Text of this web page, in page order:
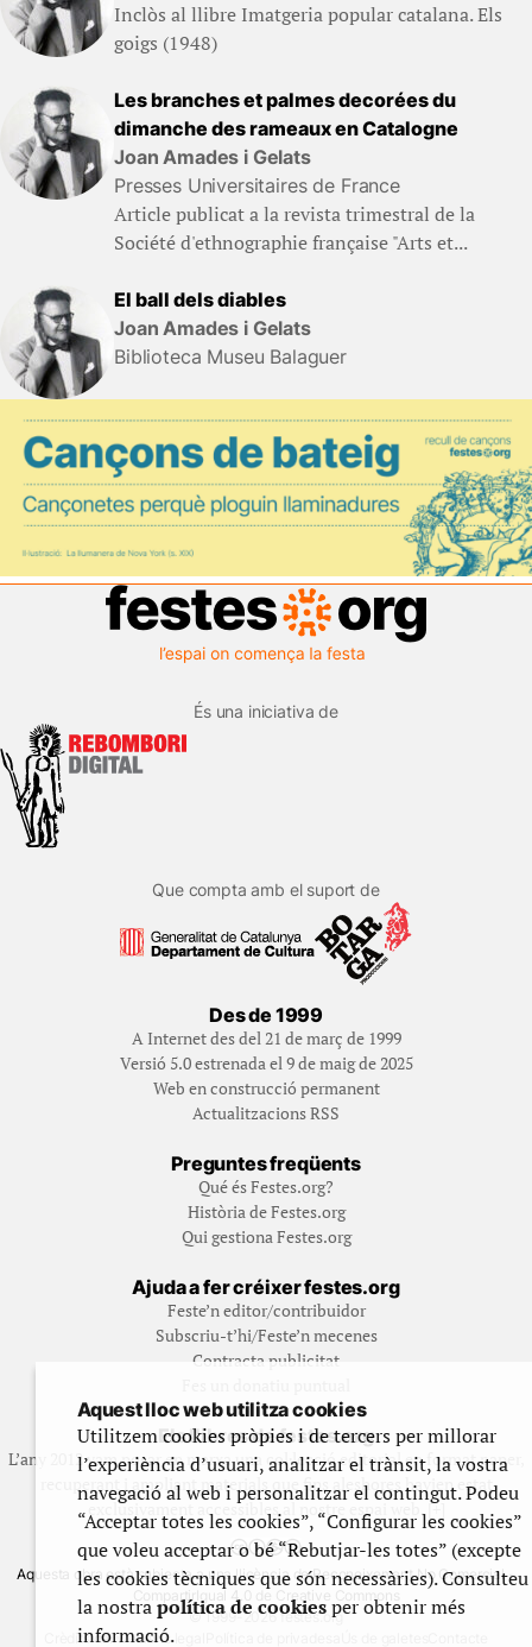
Inclòs al llibre Imatgeria popular catalana. Els
goigs (1948)
Les branches et palmes decorées du
dimanche des rameaux en Catalogne
Joan Amades i Gelats
Presses Universitaires de France
Article publicat a la revista trimestral de la
Société d'ethnographie française "Arts et...
El ball dels diables
Joan Amades i Gelats
Biblioteca Museu Balaguer
És una iniciativa de
Que compta amb el suport de
Des de 1999
A Internet des del 21 de març de 1999
Versió 5.0 estrenada el 9 de maig de 2025
Web en construcció permanent
Actualitzacions RSS
Preguntes freqüents
Qué és Festes.org?
Història de Festes.org
Qui gestiona Festes.org
Ajuda a fer créixer festes.org
Feste’n editor/contribuidor
Subscriu-t’hi/Feste’n mecenes
Contracta publicitat
Els llibres de festes.org
L’any 2012 vam posar en marxa una col·lecció editorial en format paper,
recuperant i ampliant materials que fins aleshores havien estat
exclusivament accessibles al nostre espai web. [+]
Aquesta obra està subjecta a una llicència de Reconeixement No Comercial -
CompartirIgual 4.0 de Creative Commons
© 1999-2026 festes.org
Crèdits del webAvís legal
Aquest lloc web utilitza cookies
Utilitzem cookies pròpies i de tercers per millorar
l’experiència d’usuari, analitzar el trànsit, la vostra
navegació al web i personalitzar el contingut. Podeu
“Acceptar totes les cookies”, “Configurar les cookies”
que voleu acceptar o bé “Rebutjar-les totes” (excepte
les cookies tècniques que són necessàries). Consulteu
la nostrapolítica de cookiesper obtenir més
informació.